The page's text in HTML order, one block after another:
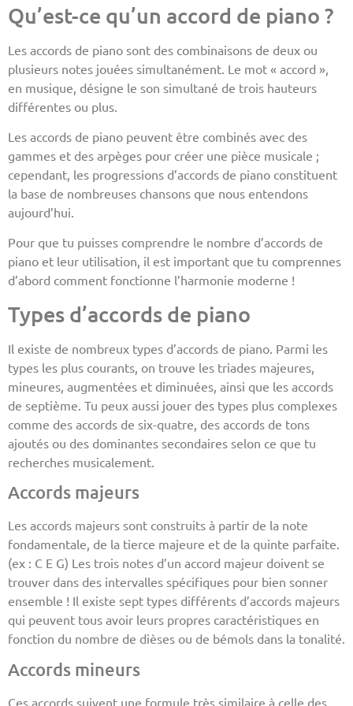
Qu’est-ce qu’un accord de piano ?
Les accords de piano sont des combinaisons de deux ou
plusieurs notes jouées simultanément. Le mot « accord »,
en musique, désigne le son simultané de trois hauteurs
différentes ou plus.
Les accords de piano peuvent être combinés avec des
gammes et des arpèges pour créer une pièce musicale ;
cependant, les progressions d’accords de piano constituent
la base de nombreuses chansons que nous entendons
aujourd’hui.
Pour que tu puisses comprendre le nombre d’accords de
piano et leur utilisation, il est important que tu comprennes
d’abord comment fonctionne l’harmonie moderne !
Types d’accords de piano
Il existe de nombreux types d’accords de piano. Parmi les
types les plus courants, on trouve les triades majeures,
mineures, augmentées et diminuées, ainsi que les accords
de septième. Tu peux aussi jouer des types plus complexes
comme des accords de six-quatre, des accords de tons
ajoutés ou des dominantes secondaires selon ce que tu
recherches musicalement.
Accords majeurs
Les accords majeurs sont construits à partir de la note
fondamentale, de la tierce majeure et de la quinte parfaite.
(ex : C E G) Les trois notes d’un accord majeur doivent se
trouver dans des intervalles spécifiques pour bien sonner
ensemble ! Il existe sept types différents d’accords majeurs
qui peuvent tous avoir leurs propres caractéristiques en
fonction du nombre de dièses ou de bémols dans la tonalité.
Accords mineurs
Ces accords suivent une formule très similaire à celle des